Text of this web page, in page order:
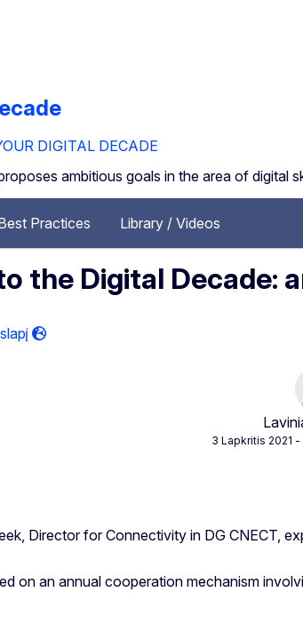
DIGITAL DECADE
ambitious goals in the area of digital
Practices Library / Videos
the Digital
3 Lapkritis 2021 -
Director for Connectivity in DG CNECT,
on an annual cooperation mechanism